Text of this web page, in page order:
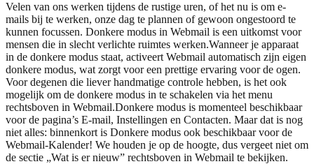
Velen van ons werken tijdens de rustige uren, of het nu is om e-
mails bij te werken, onze dag te plannen of gewoon ongestoord te
kunnen focussen. Donkere modus in Webmail is een uitkomst voor
mensen die in slecht verlichte ruimtes werken.Wanneer je apparaat
in de donkere modus staat, activeert Webmail automatisch zijn eigen
donkere modus, wat zorgt voor een prettige ervaring voor de ogen.
Voor degenen die liever handmatige controle hebben, is het ook
mogelijk om de donkere modus in te schakelen via het menu
rechtsboven in Webmail.Donkere modus is momenteel beschikbaar
voor de pagina’s E-mail, Instellingen en Contacten. Maar dat is nog
niet alles: binnenkort is Donkere modus ook beschikbaar voor de
Webmail-Kalender! We houden je op de hoogte, dus vergeet niet om
de sectie „Wat is er nieuw” rechtsboven in Webmail te bekijken.